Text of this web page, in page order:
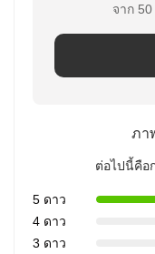
จาก
ภา
ต่อไปนี้คือ
5 ดาว
4 ดาว
3 ดาว